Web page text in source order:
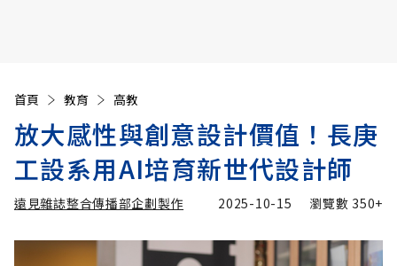
首頁 教育 高教
放大感性與創意設計價值！長庚
工設系用AI培育新世代設計師
遠見雜誌整合傳播部企劃製作 2025-10-15 瀏覽數 350+